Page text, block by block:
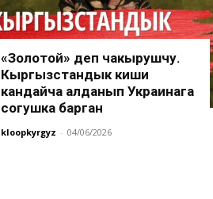
«Золотой» деп чакырушчу.
Кыргызстандык киши
кандайча алданып Украинага
согушка барган
kloopkyrgyz - 04/06/2026